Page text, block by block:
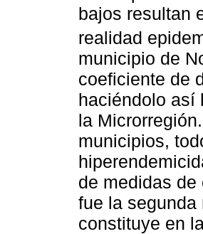
bajos resultan
realidad
municipio de
coeficiente de
haciéndolo así
la
municipios,
de medidas
fue la segunda
constituye en